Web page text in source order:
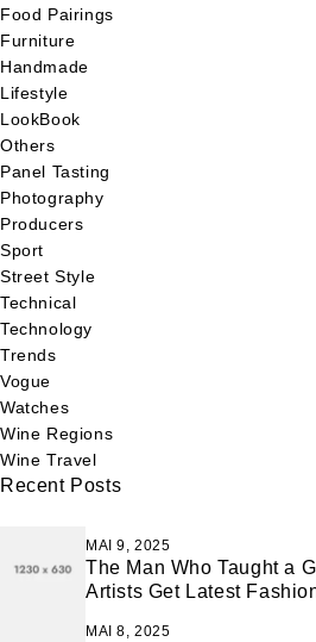
Food Pairings
Furniture
Handmade
Lifestyle
LookBook
Others
Panel Tasting
Photography
Producers
Sport
Street Style
Technical
Technology
Trends
Vogue
Watches
Wine Regions
Wine Travel
Recent Posts
MAI 9, 2025
The Man Who Taught a
Artists Get Latest
MAI 8, 2025